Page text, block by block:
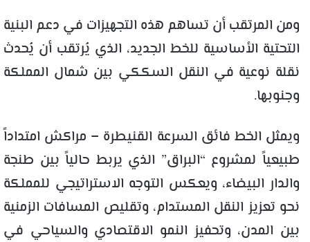
ومن المرتقب أن تساهم هذه التجهيزات في دعم البنية
التحتية الأساسية للخط الجديد، الذي يُرتقب أن يُحدث
نقلة نوعية في النقل السككي بين شمال المملكة
وجنوبها.
ويمثل الخط فائق السرعة القنيطرة – مراكش امتداداً
طبيعياً لمشروع “البراق” الذي يربط حالياً بين طنجة
والدار البيضاء، ويعكس التوجه الاستراتيجي للمملكة
نحو تعزيز النقل المستدام، وتقليص المسافات الزمنية
بين المدن، وتحفيز النمو الاقتصادي والسياحي في